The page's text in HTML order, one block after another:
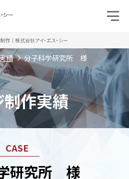
｜株式会社アイ・エス・シー
績 分子科学研究所 様
制作実績
研究所 様